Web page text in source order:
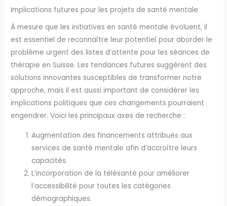
Implications futures pour les projets de santé mentale
À mesure que les initiatives en santé mentale évoluent, il
est essentiel de reconnaître leur potentiel pour aborder le
problème urgent des listes d’attente pour les séances de
thérapie en Suisse. Les tendances futures suggèrent des
solutions innovantes susceptibles de transformer notre
approche, mais il est aussi important de considérer les
implications politiques que ces changements pourraient
engendrer. Voici les principaux axes de recherche :
Augmentation des financements attribués aux
services de santé mentale afin d’accroître leurs
capacités.
L’incorporation de la télésanté pour améliorer
l’accessibilité pour toutes les catégories
démographiques.